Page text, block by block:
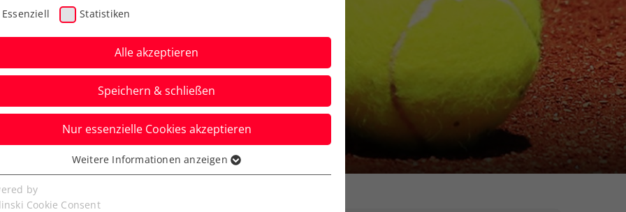
Aktuelle News
Essenziell Statistiken
Alle akzeptieren
Speichern & schließen
Nur essenzielle Cookies akzeptieren
Cookies werden für grundlegende Funktionen der
benötigt. Dadurch ist gewährleistet, dass die Webseite
Weitere Informationen anzeigen
by
Cookie Consent